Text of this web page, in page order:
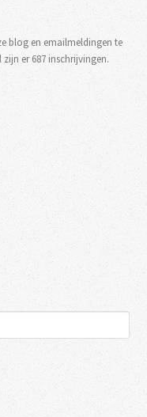
blog en emailmeldingen te
er 687 inschrijvingen.